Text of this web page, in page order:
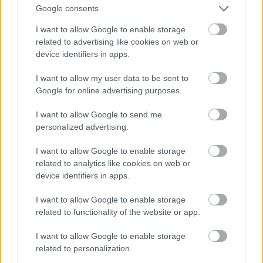
Google consents
I want to allow Google to enable storage
related to advertising like cookies on web or
device identifiers in apps.
I want to allow my user data to be sent to
Google for online advertising purposes.
I want to allow Google to send me
personalized advertising.
I want to allow Google to enable storage
related to analytics like cookies on web or
device identifiers in apps.
I want to allow Google to enable storage
related to functionality of the website or app.
I want to allow Google to enable storage
related to personalization.
14. Akmens no bērnības upes. Mājas cilvēkam ir
ļoti svarīgas, viņš ar tām uztur nepārtrauktu saikni,
smeļas spēkus, labu, pozitīvu enerģiju. Taču mājas
nav tikai tā vieta, kur cilvēks dzīvo. Ir ļoti svarīga
vieta, kur cilvēks ir dzimis. Kad tas dzimst, notiek
īpaši procesi. Viņš ne jau tāpat vien dzimst
konkrētā vietā, bet gan arī īpašu mērķi, saskaņā ar
kopējo pasaules radīšanas plānu. Un katra cilvēka
piedzimšana konkrētā vietā tiek apzīmogota un
saglabājas tās saikne ar cilvēku. Bet, ja cilvēks
dzīvo tālu no dzimtenes un bieži to neapmeklē, tad
saikne zūd, taču tas rada dažādas problēmas dzīvē.
Lai tā nenotiktu, šī saikne ir jāuztur nepārtraukti.
Atcelt Ziņot